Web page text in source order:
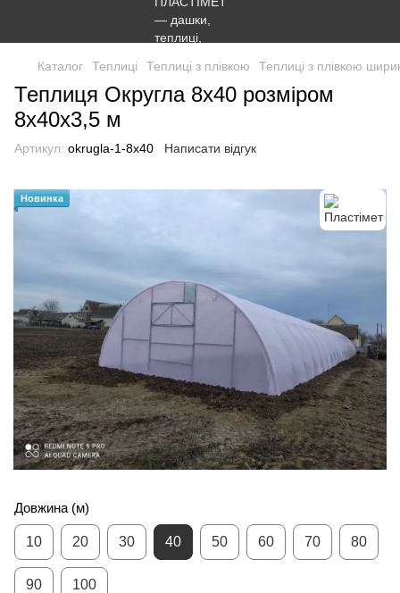
Каталог Теплиці Теплиці з плівкою Теплиці з плівкою
Теплиця Округла 8x40 розміром
8х40х3,5 м
Артикул: okrugla-1-8x40 Написати відгук
Новинка
Довжина (м)
10 20 30 40 50 60 70 80
90 100